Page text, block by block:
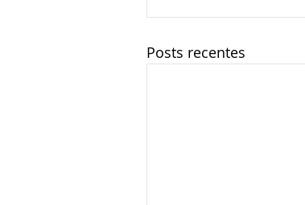
Posts recentes